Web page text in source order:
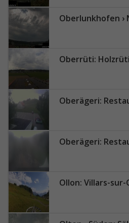
Oberlunkhofen ›
Oberrüti:
Oberägeri:
Oberägeri:
Ollon: Villars-sur-